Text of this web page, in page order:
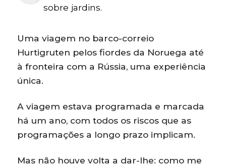
sobre jardins.
Uma viagem no barco-correio
Hurtigruten pelos fiordes da Noruega até
à fronteira com a Rússia, uma experiência
única.
A viagem estava programada e marcada
há um ano, com todos os riscos que as
programações a longo prazo implicam.
Mas não houve volta a dar-lhe: como me